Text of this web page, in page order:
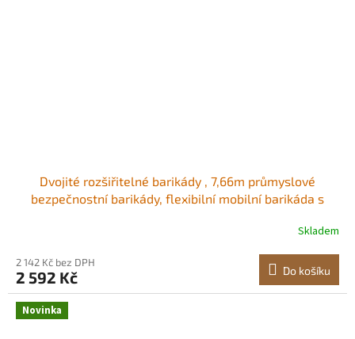
Dvojité rozšiřitelné barikády , 7,66m průmyslové
bezpečnostní barikády, flexibilní mobilní barikáda s
bezpečnostní brána, kovový dopravní plot pro
příjezdovou cestu, skladový výtah Odolný a stabilní<br/
Skladem
2 142 Kč bez DPH
2 592 Kč Do košíku
Novinka